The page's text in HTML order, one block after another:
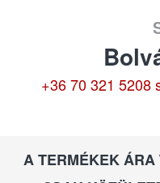
+36 70 321 5208
A TERMÉKEK ÁRA